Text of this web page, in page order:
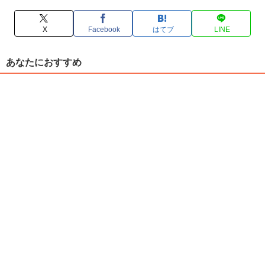
X Facebook はてブ LINE
あなたにおすすめ